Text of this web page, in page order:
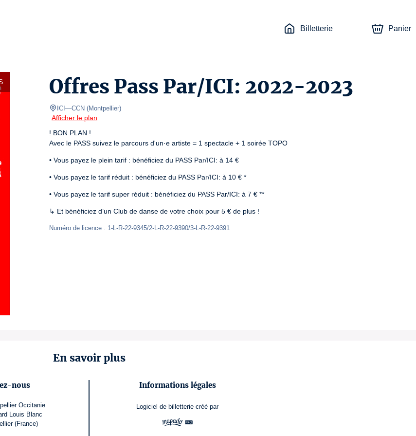
Billetterie Panier
Offres Pass Par/ICI: 2022-2023
ICI—CCN (Montpellier)
Afficher le plan
! BON PLAN !
Avec le PASS suivez le parcours d'un·e artiste = 1 spectacle + 1 soirée TOPO
• Vous payez le plein tarif : bénéficiez du PASS Par/ICI: à 14 €
• Vous payez le tarif réduit : bénéficiez du PASS Par/ICI: à 10 € *
• Vous payez le tarif super réduit : bénéficiez du PASS Par/ICI: à 7 € **
↳ Et bénéficiez d’un Club de danse de votre choix pour 5 € de plus !
Numéro de licence : 1-L-R-22-9345/2-L-R-22-9390/3-L-R-22-9391
En savoir plus
nous
Occitanie
Louis Blanc
(France)
Informations légales
Logiciel de billetterie créé par